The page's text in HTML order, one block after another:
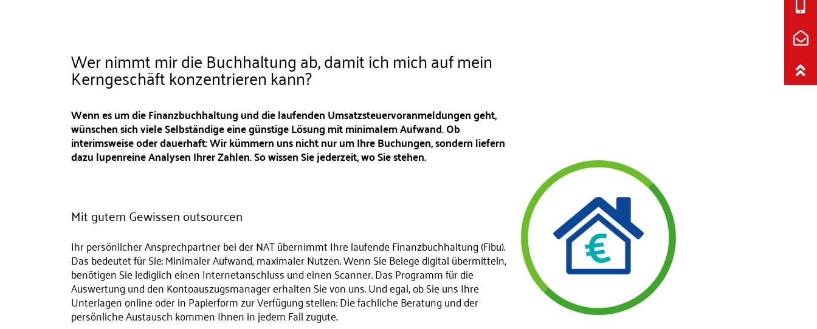
Wer nimmt mir die Buchhaltung ab, damit ich mich auf mein
Kerngeschäft konzentrieren kann?
Wenn es um die Finanzbuchhaltung und die laufenden Umsatzsteuervoranmeldungen geht,
wünschen sich viele Selbständige eine günstige Lösung mit minimalem Aufwand. Ob
interimsweise oder dauerhaft: Wir kümmern uns nicht nur um Ihre Buchungen, sondern liefern
dazu lupenreine Analysen Ihrer Zahlen. So wissen Sie jederzeit, wo Sie stehen.
Mit gutem Gewissen outsourcen
Ihr persönlicher Ansprechpartner bei der NAT übernimmt Ihre laufende Finanzbuchhaltung (Fibu).
Das bedeutet für Sie: Minimaler Aufwand, maximaler Nutzen. Wenn Sie Belege digital übermitteln,
benötigen Sie lediglich einen Internetanschluss und einen Scanner. Das Programm für die
Auswertung und den Kontoauszugsmanager erhalten Sie von uns. Und egal, ob Sie uns Ihre
Unterlagen online oder in Papierform zur Verfügung stellen: Die fachliche Beratung und der
persönliche Austausch kommen Ihnen in jedem Fall zugute.